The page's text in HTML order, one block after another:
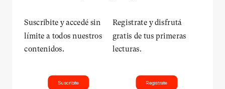
Suscribite y accedé sin
límite a todos nuestros
contenidos.
Suscribite
Registrate y disfrutá
gratis de tus primeras
lecturas.
Registrate